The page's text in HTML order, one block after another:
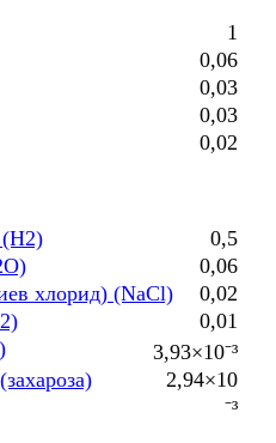
1
0,06
0,03
0,03
0,02
0,5
0,06
хлорид) (NaCl)
0,02
0,01
3,93×10⁻³
2,94×10
⁻³